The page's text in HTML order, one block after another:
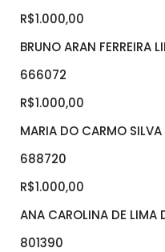
R$1.000,00
BRUNO ARAN FERREIRA
666072
R$1.000,00
MARIA DO CARMO SILVA
688720
R$1.000,00
ANA CAROLINA DE LIMA
801390